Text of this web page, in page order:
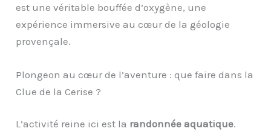
est une véritable bouffée d’oxygène, une
expérience immersive au cœur de la géologie
provençale.
Plongeon au cœur de l’aventure : que faire dans la
Clue de la Cerise ?
L’activité reine ici est la randonnée aquatique.